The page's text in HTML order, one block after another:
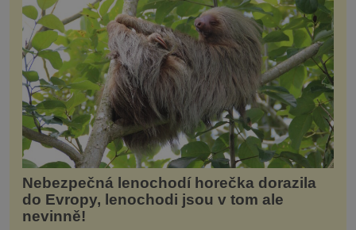
Nebezpečná lenochodí horečka dorazila
do Evropy, lenochodi jsou v tom ale
nevinně!